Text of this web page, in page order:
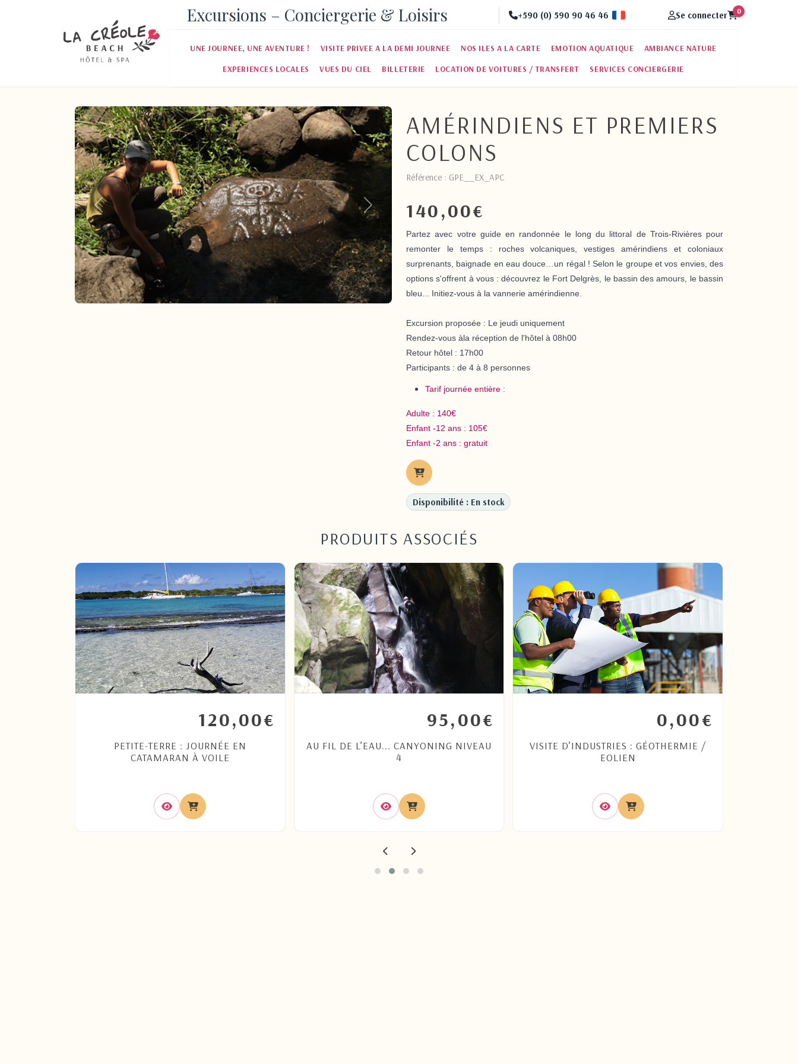
Excursions – Conciergerie & Loisirs +590 (0) 590 90 46 46 Se connecter 0
UNE JOURNEE, UNE AVENTURE ! VISITE PRIVEE A LA DEMI JOURNEE NOS ILES A LA CARTE EMOTION AQUATIQUE AMBIANCE NATURE
EXPERIENCES LOCALES VUES DU CIEL BILLETERIE LOCATION DE VOITURES / TRANSFERT SERVICES CONCIERGERIE
Pr�c�dent Suivant
AMÉRINDIENS ET PREMIERS
COLONS
Référence : GPE__EX_APC
140,00€
Partez avec votre guide en randonnée le long du littoral de Trois-Rivières pour
remonter le temps : roches volcaniques, vestiges amérindiens et coloniaux
surprenants, baignade en eau douce…un régal ! Selon le groupe et vos envies, des
options s'offrent à vous : découvrez le Fort Delgrès, le bassin des amours, le bassin
bleu... Initiez-vous à la vannerie amérindienne.
Excursion proposée : Le jeudi uniquement
Rendez-vous àla réception de l'hôtel à 08h00
Retour hôtel : 17h00
Participants : de 4 à 8 personnes
Tarif journée entière :
Adulte : 140€
Enfant -12 ans : 105€
Enfant -2 ans : gratuit
Disponibilité : En stock
PRODUITS ASSOCIÉS
120,00€
PETITE-TERRE : JOURNÉE EN
CATAMARAN À VOILE
95,00€
AU FIL DE L’EAU... CANYONING NIVEAU
4
0,00€
VISITE D’INDUSTRIES : GÉOTHERMIE /
EOLIEN